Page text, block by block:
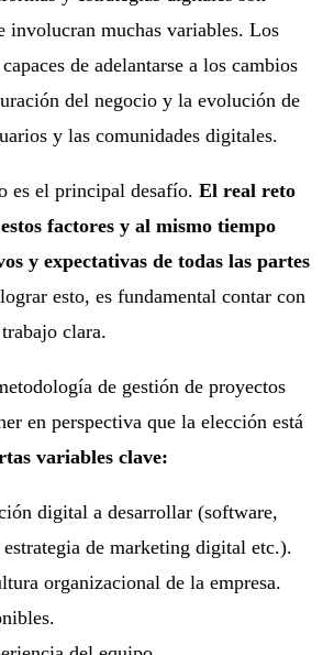
involucran muchas variables. Los
de adelantarse a los cambios
del negocio y la evolución de
y las comunidades digitales.
es el principal desafío. El real reto
factores y al mismo tiempo
y expectativas de todas las partes
esto, es fundamental contar con
clara.
de gestión de proyectos
en perspectiva que la elección está
variables clave:
digital a desarrollar (software,
de marketing digital etc.).
organizacional de la empresa.